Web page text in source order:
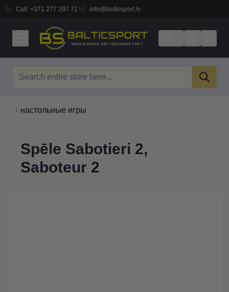
Call: +371 277 297 71 info@balticsport.lv
настольные игры
Spēle Sabotieri 2,
Saboteur 2